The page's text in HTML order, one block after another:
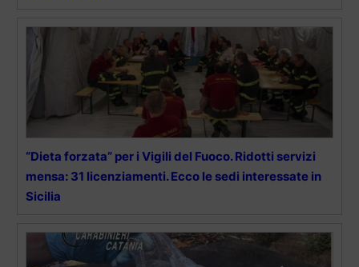
“Dieta forzata” per i Vigili del Fuoco. Ridotti servizi
mensa: 31 licenziamenti. Ecco le sedi interessate in
Sicilia